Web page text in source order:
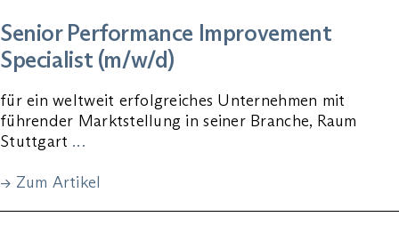
Senior Performance Improvement
Specialist (m/w/d)
für ein weltweit erfolgreiches Unternehmen mit
führender Marktstellung in seiner Branche, Raum
Stuttgart …
→ Zum Artikel